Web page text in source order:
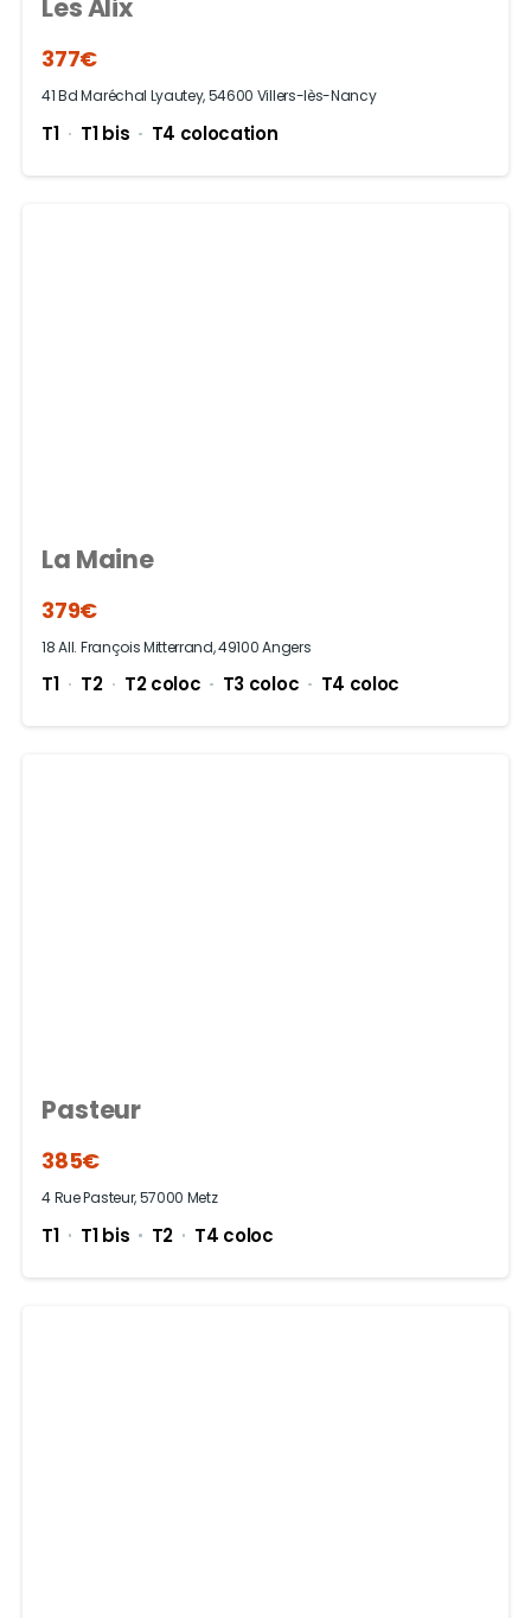
Les Alix
377€
41 Bd Maréchal Lyautey, 54600 Villers-lès-Nancy
T1 T1 bis T4 colocation
La Maine
379€
18 All. François Mitterrand, 49100 Angers
T1 T2 T2 coloc T3 coloc T4 coloc
Pasteur
385€
4 Rue Pasteur, 57000 Metz
T1 T1 bis T2 T4 coloc